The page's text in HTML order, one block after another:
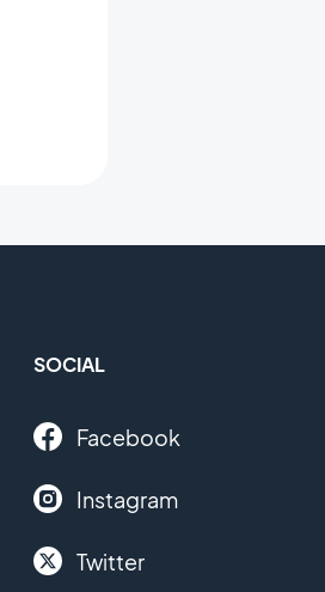
SOCIAL
Facebook
Instagram
Twitter